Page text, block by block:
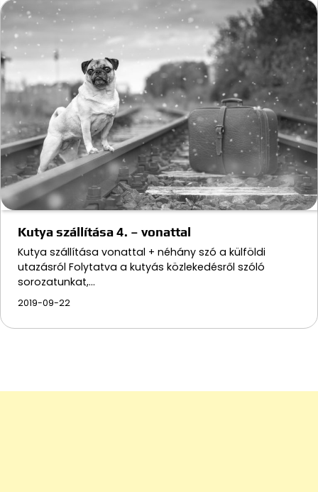
Kutya szállítása 4. – vonattal
Kutya szállítása vonattal + néhány szó a külföldi
utazásról Folytatva a kutyás közlekedésről szóló
sorozatunkat,…
2019-09-22